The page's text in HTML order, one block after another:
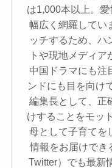
は1,000本以上。
幅広く網羅してい
ッチするため、ハ
トや現地メディ
中国ドラマにも注
ンドにも目を向け
編集長として、正
けすることをモッ
母として子育てを
情報をお届けでき
Twitter）でも最新